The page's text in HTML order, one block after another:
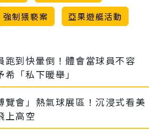
強制猥褻案 亞果遊艇活動
跑到快暈倒！體會當球員不容
「私下暖舉」
覽會」熱氣球展區！沉浸式看美
高空